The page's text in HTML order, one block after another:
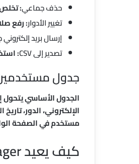
حذف جماعي:
تغيير الأدوار: رفع
إرسال بريد
تصدير إلى CSV
:
جدول مستخدمين
الجدول الأساسي
مستخدم في الصفحة
كيف يعيد Clicks User Manager تشكيل سير عملك اليومي